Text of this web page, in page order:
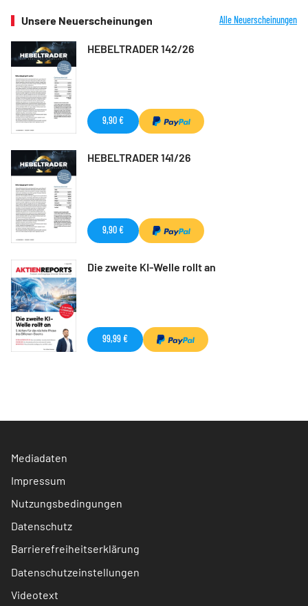
Unsere Neuerscheinungen Alle Neuerscheinungen
HEBELTRADER 142/26
9,90 €
HEBELTRADER 141/26
9,90 €
Die zweite KI-Welle rollt an
99,99 €
Mediadaten
Impressum
Nutzungsbedingungen
Datenschutz
Barrierefreiheitserklärung
Datenschutzeinstellungen
Videotext